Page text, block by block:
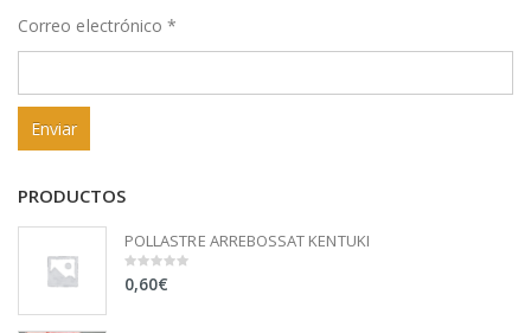
Correo electrónico*
PRODUCTOS
POLLASTRE ARREBOSSAT KENTUKI
0
out
0,60€